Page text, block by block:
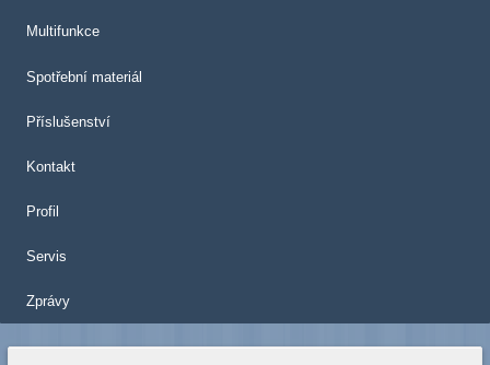
Multifunkce
Spotřební materiál
Příslušenství
Kontakt
Profil
Servis
Zprávy